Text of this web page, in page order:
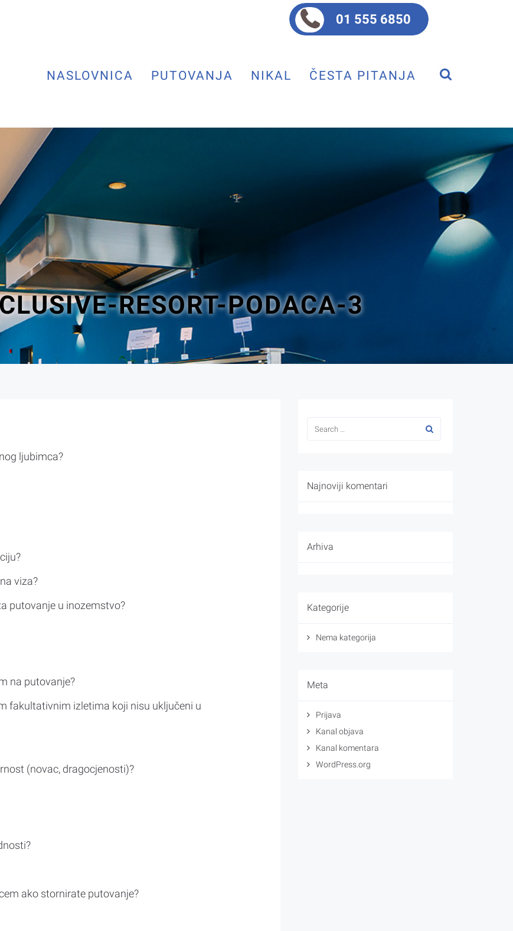
01 555 6850
NASLOVNICA PUTOVANJA NIKAL ČESTA PITANJA
RESORT-PODACA-3
ljubimca?
viza?
putovanje u inozemstvo?
na putovanje?
fakultativnim izletima koji nisu uključeni u
(novac, dragocjenosti)?
ako stornirate putovanje?
Najnoviji komentari
Arhiva
Kategorije
Nema kategorija
Meta
Prijava
Kanal objava
Kanal komentara
WordPress.org